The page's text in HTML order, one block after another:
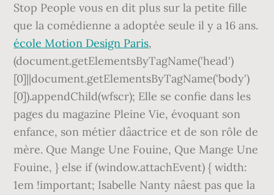
Stop People vous en dit plus sur la petite fille
que la comédienne a adoptée seule il y a 16 ans.
école Motion Design Paris,
(document.getElementsByTagName('head')
[0]||document.getElementsByTagName('body')
[0]).appendChild(wfscr); Elle se confie dans les
pages du magazine Pleine Vie, évoquant son
enfance, son métier dâactrice et de son rôle de
mère. Que Mange Une Fouine, Que Mange Une
Fouine, } else if (window.attachEvent) { width:
1em !important; Isabelle Nanty nâest pas que la